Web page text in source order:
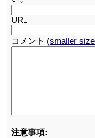
URL
コメント (smaller size
注意事項: